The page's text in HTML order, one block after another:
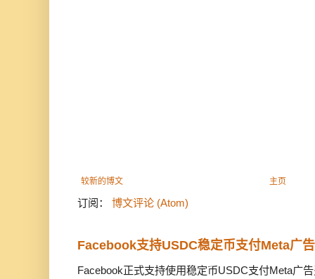
较新的博文 主页
订阅： 博文评论 (Atom)
Facebook支持USDC稳定币支付Meta广
Facebook正式支持使用稳定币USDC支付Meta广